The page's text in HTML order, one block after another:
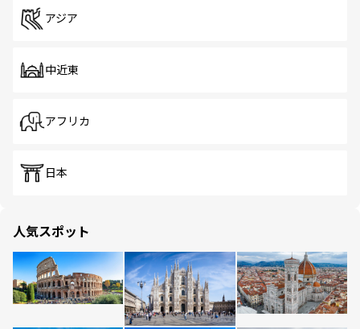
アジア
中近東
アフリカ
日本
人気スポット